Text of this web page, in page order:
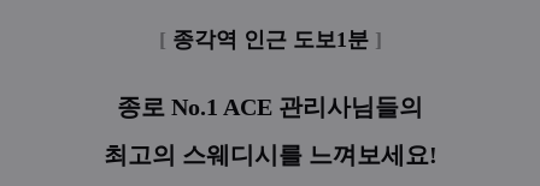
[ 종각역 인근 도보1분 ]
종로 No.1 ACE 관리사님들의
최고의 스웨디시를 느껴보세요!